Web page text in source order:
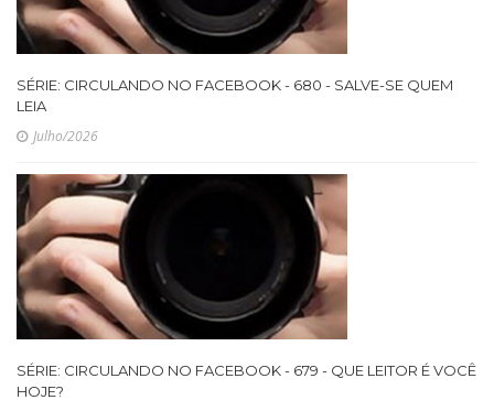
SÉRIE: CIRCULANDO NO FACEBOOK - 680 - SALVE-SE QUEM
LEIA
Julho/2026
SÉRIE: CIRCULANDO NO FACEBOOK - 679 - QUE LEITOR É VOCÊ
HOJE?